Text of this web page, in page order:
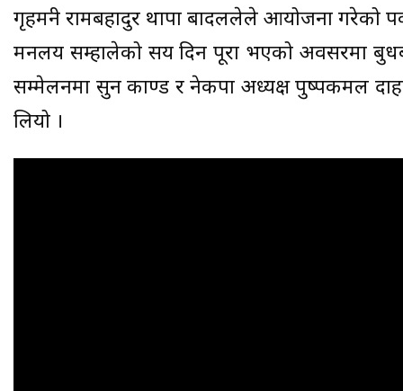
गृहमन्त्री रामबहादुर थापा बादललेले आयोजना गरेको
मन्त्रालय सम्हालेको सय दिन पूरा भएको अवसरमा
सम्मेलनमा सुन काण्ड र नेकपा अध्यक्ष पुष्पकमल
लियो ।